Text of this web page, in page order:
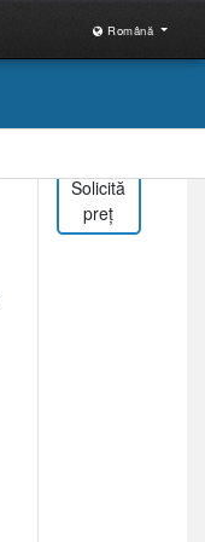
Română
Solicită
preț